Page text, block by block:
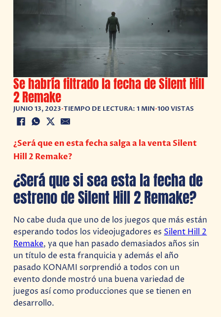
Se habría filtrado la fecha de Silent Hill
2 Remake
JUNIO 13, 2023•TIEMPO DE LECTURA: 1 MIN•100 VISTAS
¿Será que en esta fecha salga a la venta Silent
Hill 2 Remake?
¿Será que si sea esta la fecha de
estreno de Silent Hill 2 Remake?
No cabe duda que uno de los juegos que más están
esperando todos los videojugadores esSilent Hill 2
Remake, ya que han pasado demasiados años sin
un título de esta franquicia y además el año
pasado KONAMI sorprendió a todos con un
evento donde mostró una buena variedad de
juegos así como producciones que se tienen en
desarrollo.